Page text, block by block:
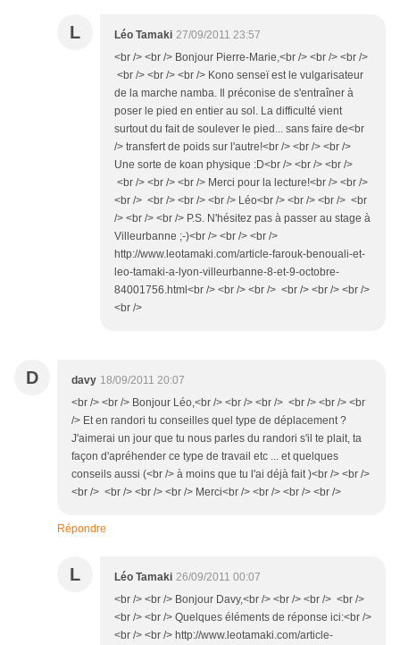
L Léo Tamaki 27/09/2011 23:57
<br /> <br /> Bonjour Pierre-Marie,<br /> <br /> <br />
<br /> <br /> <br /> Kono senseï est le vulgarisateur
de la marche namba. Il préconise de s'entraîner à
poser le pied en entier au sol. La difficulté vient
surtout du fait de soulever le pied... sans faire de<br
/> transfert de poids sur l'autre!<br /> <br /> <br />
Une sorte de koan physique :D<br /> <br /> <br />
<br /> <br /> <br /> Merci pour la lecture!<br /> <br />
<br /> <br /> <br /> <br /> Léo<br /> <br /> <br /> <br
/> <br /> <br /> P.S. N'hésitez pas à passer au stage à
Villeurbanne ;-)<br /> <br /> <br />
http://www.leotamaki.com/article-farouk-benouali-et-
leo-tamaki-a-lyon-villeurbanne-8-et-9-octobre-
84001756.html<br /> <br /> <br /> <br /> <br /> <br />
<br />
D davy 18/09/2011 20:07
<br /> <br /> Bonjour Léo,<br /> <br /> <br /> <br /> <br /> <br
/> Et en randori tu conseilles quel type de déplacement ?
J'aimerai un jour que tu nous parles du randori s'il te plait, ta
façon d'apréhender ce type de travail etc ... et quelques
conseils aussi (<br /> à moins que tu l'ai déjà fait )<br /> <br />
<br /> <br /> <br /> <br /> Merci<br /> <br /> <br /> <br />
Répondre
L Léo Tamaki 26/09/2011 00:07
<br /> <br /> Bonjour Davy,<br /> <br /> <br /> <br />
<br /> <br /> Quelques éléments de réponse ici:<br />
<br /> <br /> http://www.leotamaki.com/article-